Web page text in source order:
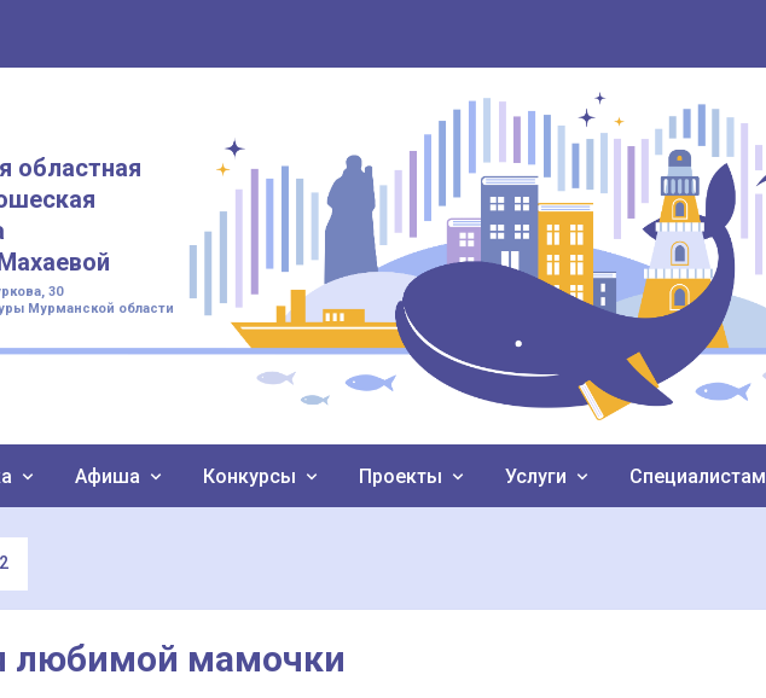
областная
30
Мурманской области
Афиша Конкурсы Проекты Услуги Специалистам
любимой мамочки